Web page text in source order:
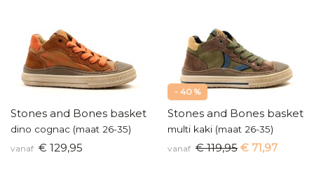
Stones and Bones basketters
dino cognac (maat 26-35)
vanaf € 129,95
- 40 %
Stones and Bones
multi kaki (maat 26-35)
vanaf € 119,95 € 71,97